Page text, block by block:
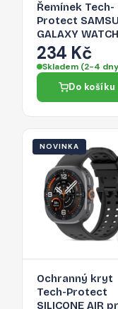
Řemínek Tech-
Protect
GALAXY
9 / CLASSIC (40 /
44 / 46 MM)
Samsung
Watch - black
234 Kč
Skladem (2-4
Do košíku
NOVINKA
Ochranný kryt
Tech-Protect
SILICONE AIR